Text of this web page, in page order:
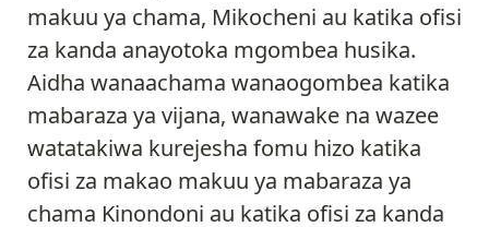
makuu ya chama, Mikocheni au katika ofisi
za kanda anayotoka mgombea husika.
Aidha wanaachama wanaogombea katika
mabaraza ya vijana, wanawake na wazee
watatakiwa kurejesha fomu hizo katika
ofisi za makao makuu ya mabaraza ya
chama Kinondoni au katika ofisi za kanda